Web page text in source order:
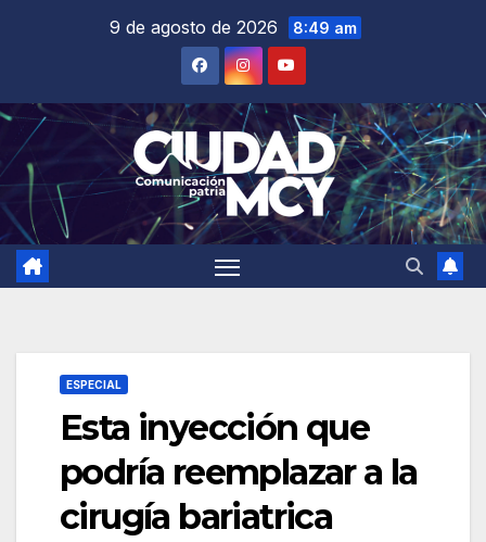
9 de agosto de 2026 8:49 am
ESPECIAL
Esta inyección que
podría reemplazar a la
cirugía bariatrica